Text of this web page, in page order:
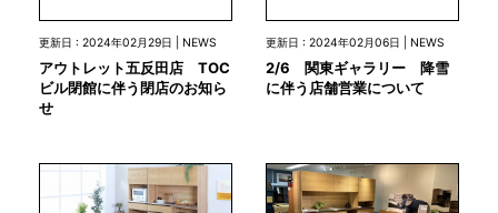
更新日 : 2024年02月29日 | NEWS
アウトレット五反田店 TOC
ビル閉館に伴う閉店のお知ら
せ
更新日 : 2024年02月06日 | NEWS
2/6 関東ギャラリー 降雪
に伴う店舗営業について